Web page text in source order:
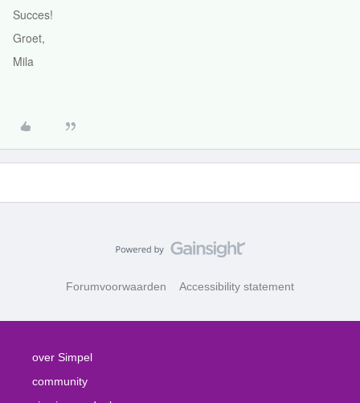
Succes!
Groet,
Mila
Forumvoorwaarden Accessibility statement
over Simpel
community